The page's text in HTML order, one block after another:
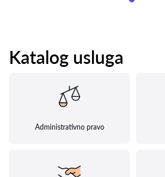
Katalog usluga
Administrativno pravo